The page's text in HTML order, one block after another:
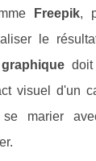
Freepik,
le
doit
visuel d'un
marier